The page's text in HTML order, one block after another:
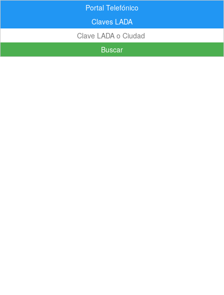
Portal Telefónico
Claves LADA
Buscar